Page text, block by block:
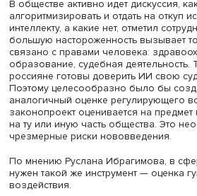
председателя Банка России
образовательных программ по
— подразделение департамента
его задачи входит повышение
специалистов в области финтеха,
финансового рынка и создание
сервисов на российском ПО, а
России и на российский
В свою очередь, директор по
между цифровым судьей и
принимать решения?».
формате батла, где Руслан